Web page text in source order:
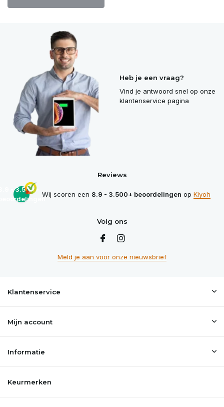
Heb je een vraag?
Vind je antwoord snel op onze
klantenservice pagina
Reviews
- 3.500+
Wij scoren een 8.9 - 3.500+ beoordelingen op Kiyoh
Volg ons
Meld je aan voor onze nieuwsbrief
Klantenservice
Mijn account
Informatie
Keurmerken